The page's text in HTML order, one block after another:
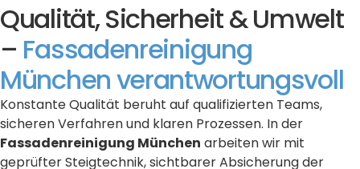
Qualität, Sicherheit & Umwelt
– Fassadenreinigung
München verantwortungsvoll
Konstante Qualität beruht auf qualifizierten Teams,
sicheren Verfahren und klaren Prozessen. In der
Fassadenreinigung München arbeiten wir mit
geprüfter Steigtechnik, sichtbarer Absicherung der